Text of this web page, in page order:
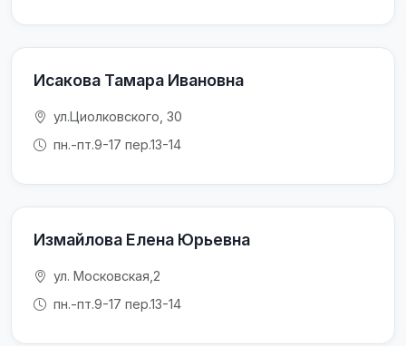
Исакова Тамара Ивановна
ул.Циолковского, 30
пн.-пт.9-17 пер.13-14
Измайлова Елена Юрьевна
ул. Московская,2
пн.-пт.9-17 пер.13-14